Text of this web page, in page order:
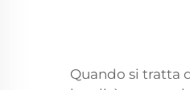
Quando si tratta